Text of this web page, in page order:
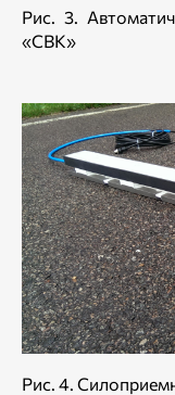
Рис. 3.
«СВК»
Рис. 4.